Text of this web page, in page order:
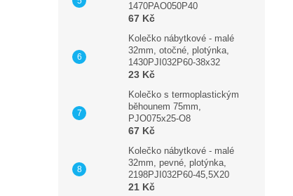
1470PAO050P40
67 Kč
Kolečko nábytkové - malé
32mm, otočné, plotýnka,
1430PJI032P60-38x32
23 Kč
Kolečko s termoplastickým
běhounem 75mm,
PJO075x25-O8
67 Kč
Kolečko nábytkové - malé
32mm, pevné, plotýnka,
2198PJI032P60-45,5X20
21 Kč